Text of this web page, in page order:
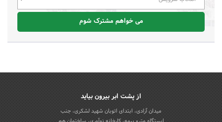
می خواهم مشترک شوم
از پشت ابر بیرون بیاید
میدان آزادی، ابتدای اتوبان شهید لشکری، جنب